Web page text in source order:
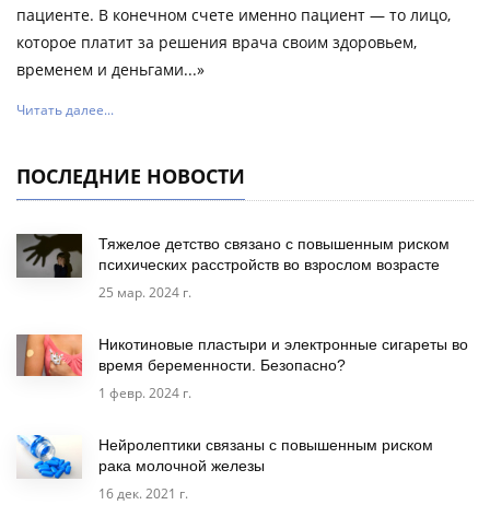
пациенте. В конечном счете именно пациент — то лицо,
которое платит за решения врача своим здоровьем,
временем и деньгами...»
Читать далее...
ПОСЛЕДНИЕ НОВОСТИ
Тяжелое детство связано с повышенным риском
психических расстройств во взрослом возрасте
25 мар. 2024 г.
Никотиновые пластыри и электронные сигареты во
время беременности. Безопасно?
1 февр. 2024 г.
Нейролептики связаны с повышенным риском
рака молочной железы
16 дек. 2021 г.